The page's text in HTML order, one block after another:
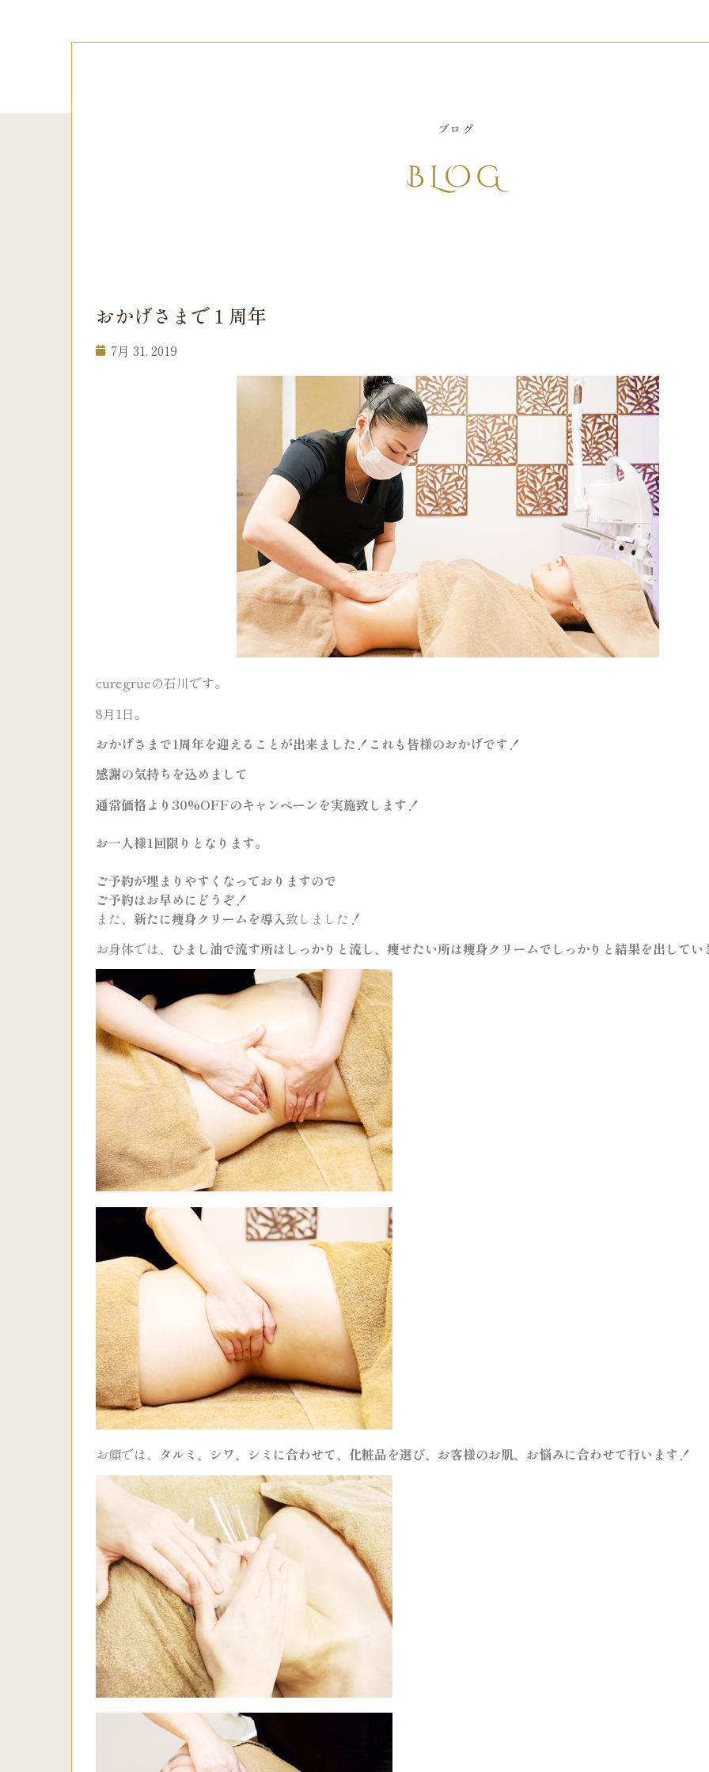
ブログ
BLOG
おかげさまで１周年
7月 31, 2019
curegrueの石川です。
8月1日。
おかげさまで1周年を迎えることが出来ました！これも皆様のおかげです！
感謝の気持ちを込めまして
通常価格より30%OFFのキャンペーンを実施致します！
お一人様1回限りとなります。
ご予約が埋まりやすくなっておりますので
ご予約はお早めにどうぞ！
また、 新たに痩身クリームを導入致しました！
お身体では、 ひまし油で流す所はしっかりと流し、 痩せたい所は痩身クリームでしっかりと結果を出して
お顔では、 タルミ、シワ、シミに合わせて、化粧品を選び、お客様のお肌、お悩みに合わせて行います！